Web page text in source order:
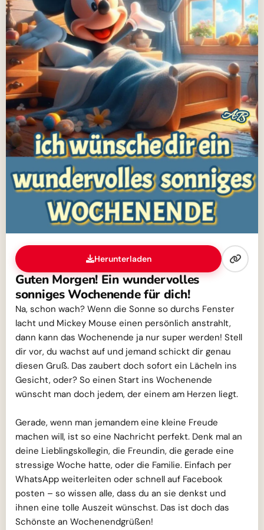
Herunterladen
Guten Morgen! Ein wundervolles
sonniges Wochenende für dich!
Na, schon wach? Wenn die Sonne so durchs Fenster
lacht und Mickey Mouse einen persönlich anstrahlt,
dann kann das Wochenende ja nur super werden! Stell
dir vor, du wachst auf und jemand schickt dir genau
diesen Gruß. Das zaubert doch sofort ein Lächeln ins
Gesicht, oder? So einen Start ins Wochenende
wünscht man doch jedem, der einem am Herzen liegt.
Gerade, wenn man jemandem eine kleine Freude
machen will, ist so eine Nachricht perfekt. Denk mal an
deine Lieblingskollegin, die Freundin, die gerade eine
stressige Woche hatte, oder die Familie. Einfach per
WhatsApp weiterleiten oder schnell auf Facebook
posten – so wissen alle, dass du an sie denkst und
ihnen eine tolle Auszeit wünschst. Das ist doch das
Schönste an Wochenendgrüßen!